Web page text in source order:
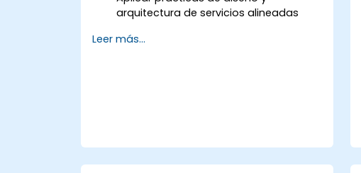
arquitectura de servicios alineadas
Implementar la entrega efectiva y la
Leer más...